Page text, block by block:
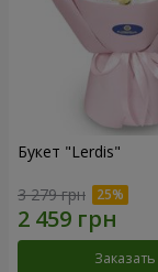
Букет "Lerdis"
3 279 грн
Заказать